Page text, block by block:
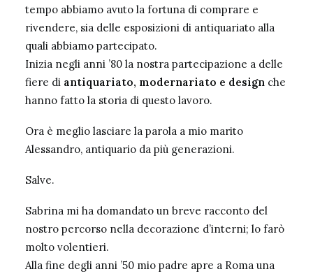
tempo abbiamo avuto la fortuna di comprare e
rivendere, sia delle esposizioni di antiquariato alla
quali abbiamo partecipato.
Inizia negli anni ’80 la nostra partecipazione a delle
fiere di antiquariato, modernariato e design che
hanno fatto la storia di questo lavoro.
Ora è meglio lasciare la parola a mio marito
Alessandro, antiquario da più generazioni.
Salve.
Sabrina mi ha domandato un breve racconto del
nostro percorso nella decorazione d’interni; lo farò
molto volentieri.
Alla fine degli anni ’50 mio padre apre a Roma una